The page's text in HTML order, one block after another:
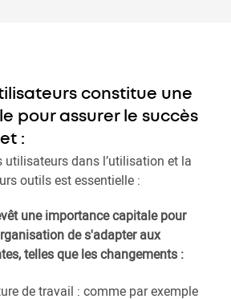
constitue une
pour assurer le succès
:
utilisateurs dans l’utilisation et la
outils est essentielle :
une importance capitale pour
de s'adapter aux
telles que les changements :
de travail : comme par exemple